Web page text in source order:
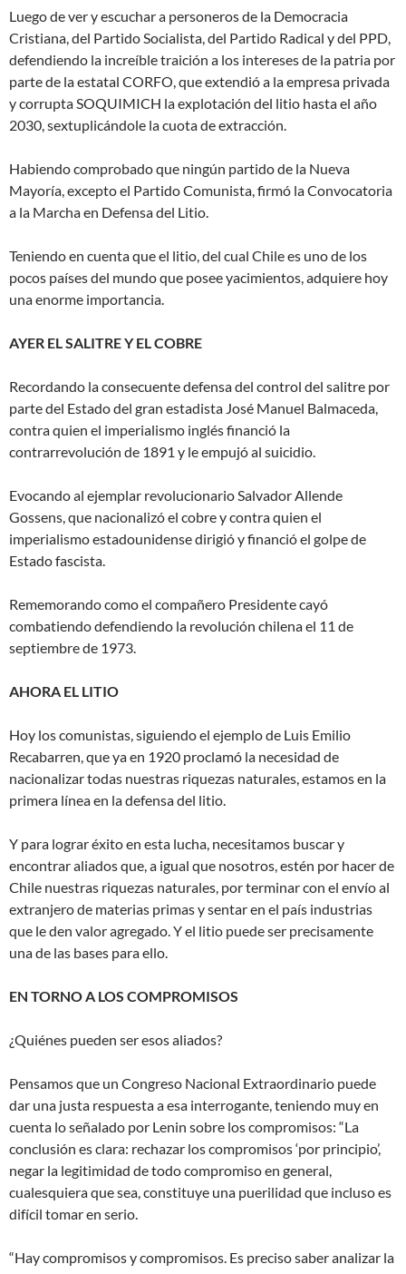
Luego de ver y escuchar a personeros de la Democracia
Cristiana, del Partido Socialista, del Partido Radical y del PPD,
defendiendo la increíble traición a los intereses de la patria por
parte de la estatal CORFO, que extendió a la empresa privada
y corrupta SOQUIMICH la explotación del litio hasta el año
2030, sextuplicándole la cuota de extracción.
Habiendo comprobado que ningún partido de la Nueva
Mayoría, excepto el Partido Comunista, firmó la Convocatoria
a la Marcha en Defensa del Litio.
Teniendo en cuenta que el litio, del cual Chile es uno de los
pocos países del mundo que posee yacimientos, adquiere hoy
una enorme importancia.
AYER EL SALITRE Y EL COBRE
Recordando la consecuente defensa del control del salitre por
parte del Estado del gran estadista José Manuel Balmaceda,
contra quien el imperialismo inglés financió la
contrarrevolución de 1891 y le empujó al suicidio.
Evocando al ejemplar revolucionario Salvador Allende
Gossens, que nacionalizó el cobre y contra quien el
imperialismo estadounidense dirigió y financió el golpe de
Estado fascista.
Rememorando como el compañero Presidente cayó
combatiendo defendiendo la revolución chilena el 11 de
septiembre de 1973.
AHORA EL LITIO
Hoy los comunistas, siguiendo el ejemplo de Luis Emilio
Recabarren, que ya en 1920 proclamó la necesidad de
nacionalizar todas nuestras riquezas naturales, estamos en la
primera línea en la defensa del litio.
Y para lograr éxito en esta lucha, necesitamos buscar y
encontrar aliados que, a igual que nosotros, estén por hacer de
Chile nuestras riquezas naturales, por terminar con el envío al
extranjero de materias primas y sentar en el país industrias
que le den valor agregado. Y el litio puede ser precisamente
una de las bases para ello.
EN TORNO A LOS COMPROMISOS
¿Quiénes pueden ser esos aliados?
Pensamos que un Congreso Nacional Extraordinario puede
dar una justa respuesta a esa interrogante, teniendo muy en
cuenta lo señalado por Lenin sobre los compromisos: “La
conclusión es clara: rechazar los compromisos ‘por principio’,
negar la legitimidad de todo compromiso en general,
cualesquiera que sea, constituye una puerilidad que incluso es
difícil tomar en serio.
“Hay compromisos y compromisos. Es preciso saber analizar la